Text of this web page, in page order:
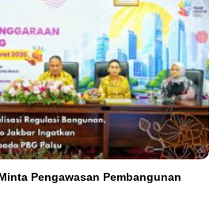
Pengawasan Pembangunan